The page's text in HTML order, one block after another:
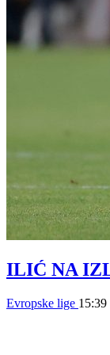
ILIĆ NA
Evropske lige 15:39